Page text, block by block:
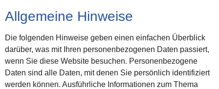
Allgemeine Hinweise
Die folgenden Hinweise geben einen einfachen Überblick
darüber, was mit Ihren personenbezogenen Daten passiert,
wenn Sie diese Website besuchen. Personenbezogene
Daten sind alle Daten, mit denen Sie persönlich identifiziert
werden können. Ausführliche Informationen zum Thema